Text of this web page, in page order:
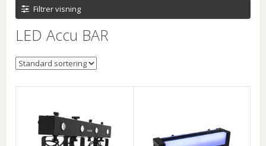
Filtrer visning
LED Accu BAR